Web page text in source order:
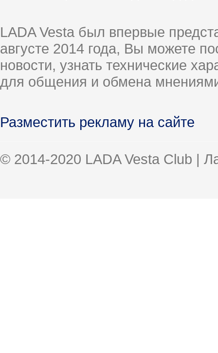
LADA Vesta был впервые
августе 2014 года, Вы можете
новости, узнать технические
для общения и обмена
Разместить рекламу на сайте
© 2014-2020 LADA Vesta Club |